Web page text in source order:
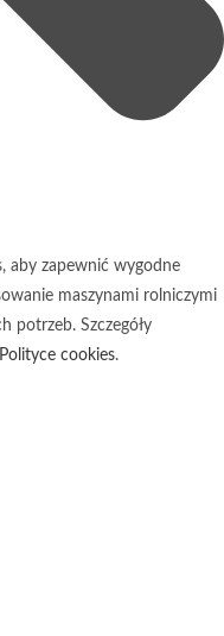
aby zapewnić wygodne
maszynami rolniczymi
potrzeb. Szczegóły
Polityce cookies.